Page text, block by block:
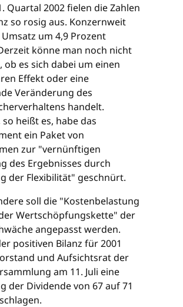
Quartal 2002 fielen die Zahlen
so rosig aus. Konzernweit
um 4,9 Prozent
könne man noch nicht
ob es sich dabei um einen
Effekt oder eine
Veränderung des
handelt.
so heißt es, habe das
ein Paket von
zur "vernünftigen
des Ergebnisses durch
der Flexibilität" geschnürt.
soll die "Kostenbelastung
Wertschöpfungskette" der
angepasst werden.
positiven Bilanz für 2001
und Aufsichtsrat der
am 11. Juli eine
der Dividende von 67 auf 71